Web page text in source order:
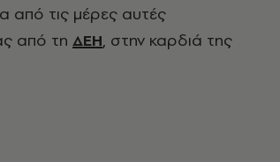
από τις μέρες αυτές
από τη ΔΕΗ, στην καρδιά της